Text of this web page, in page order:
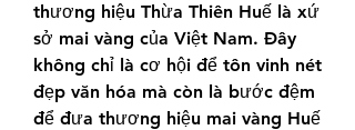
thương hiệu Thừa Thiên Huế là xứ
sở mai vàng của Việt Nam. Đây
không chỉ là cơ hội để tôn vinh nét
đẹp văn hóa mà còn là bước đệm
để đưa thương hiệu mai vàng Huế